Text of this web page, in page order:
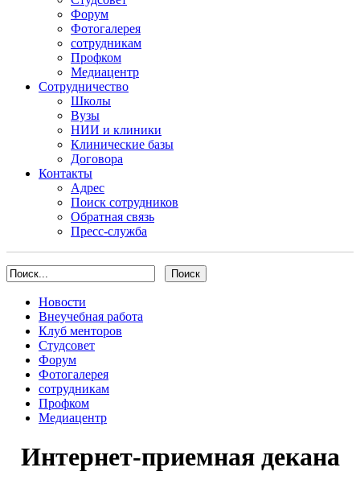
Форум
Фотогалерея
сотрудникам
Профком
Медиацентр
Сотрудничество
Школы
Вузы
НИИ и клиники
Клинические базы
Договора
Контакты
Адрес
Поиск сотрудников
Обратная связь
Пресс-служба
Новости
Внеучебная работа
Клуб менторов
Студсовет
Форум
Фотогалерея
сотрудникам
Профком
Медиацентр
Интернет-приемная декана